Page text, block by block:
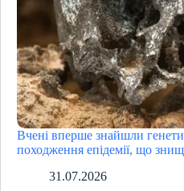
Вчені вперше знайшли
походження епідемії, що
31.07.2026